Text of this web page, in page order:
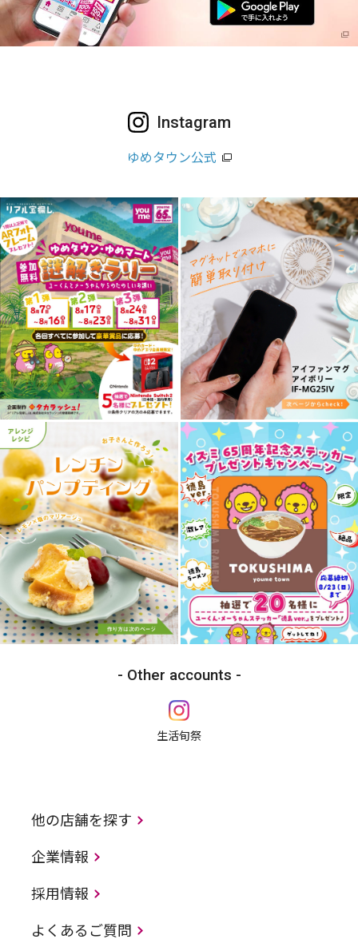
Instagram
ゆめタウン公式
Other accounts
生活旬祭
他の店舗を探す
企業情報
採用情報
よくあるご質問